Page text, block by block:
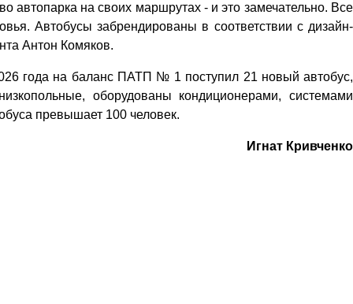
автопарка на своих маршрутах - и это замечательно. Все
Автобусы забрендированы в соответствии с дизайн-
Антон Комяков.
года на баланс ПАТП № 1 поступил 21 новый автобус,
оборудованы кондиционерами, системами
превышает 100 человек.
Игнат Кривченко